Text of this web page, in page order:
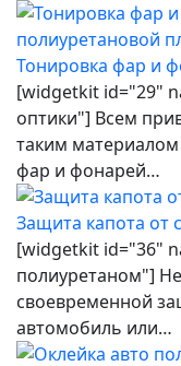
Тонировка фар и
[widgetkit id="29"
оптики"] Всем
таким материалом
фар и фонарей…
Защита капота от
[widgetkit id="36"
полиуретаном"]
своевременной
автомобиль или…